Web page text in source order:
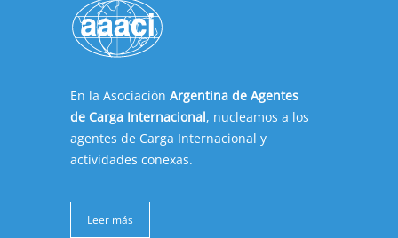
En la Asociación Argentina de Agentes
de Carga Internacional, nucleamos a los
agentes de Carga Internacional y
actividades conexas.
Leer más